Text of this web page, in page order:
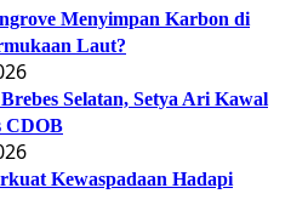
Menyimpan Karbon di
Laut?
Selatan, Setya Ari Kawal
CDOB
Kewaspadaan Hadapi